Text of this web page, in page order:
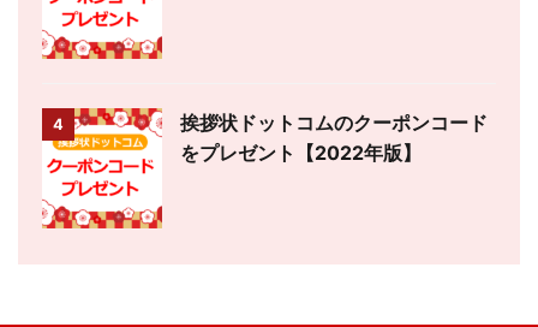
4
挨拶状ドットコムのクーポンコード
をプレゼント【2022年版】